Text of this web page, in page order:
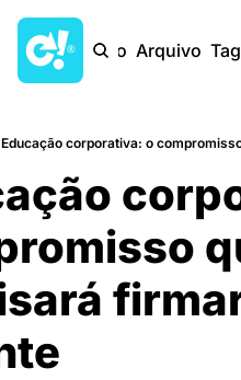
Início Arquivo
Educação corporativa: o